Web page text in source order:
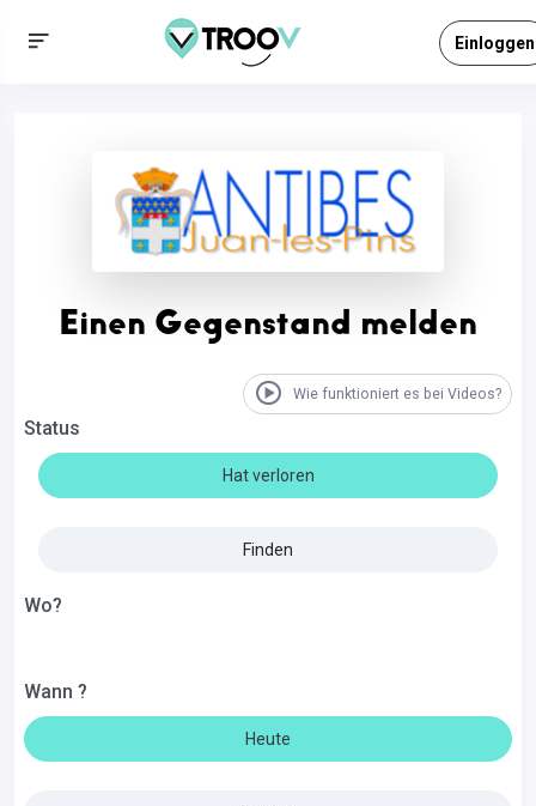
Einloggen
Einen Gegenstand melden
Wie funktioniert es bei Videos?
Status
Hat verloren
Finden
Wo?
Wann ?
Heute